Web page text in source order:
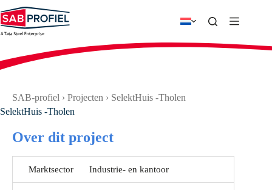
naar
de
inhoud
SAB-profiel › Projecten › SelektHuis -Tholen
SelektHuis -Tholen
Over dit project
Marktsector Industrie- en kantoor